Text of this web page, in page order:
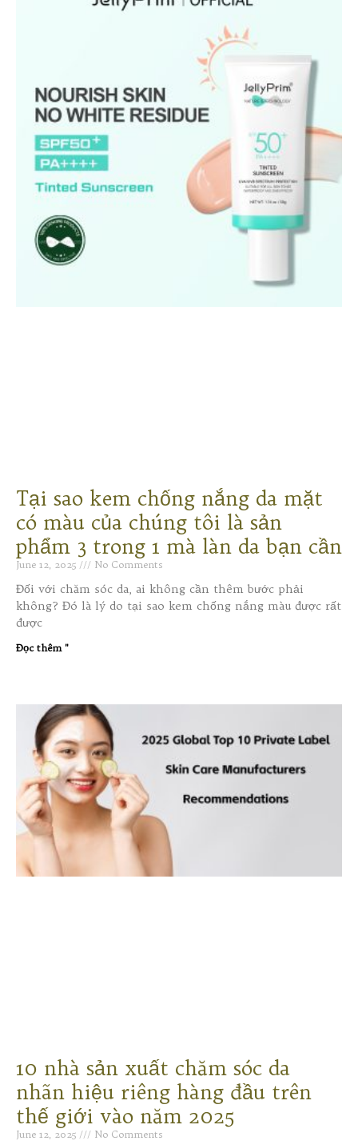
Tại sao kem chống nắng da mặt
có màu của chúng tôi là sản
phẩm 3 trong 1 mà làn da bạn cần
June 12, 2025 No Comments
Đối với chăm sóc da, ai không cần thêm bước phải
không? Đó là lý do tại sao kem chống nắng màu được rất
được
Đọc thêm "
10 nhà sản xuất chăm sóc da
nhãn hiệu riêng hàng đầu trên
thế giới vào năm 2025
June 12, 2025 No Comments